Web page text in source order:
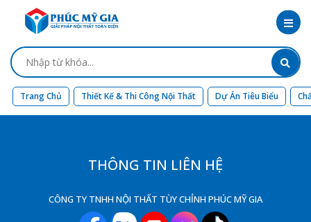
Trang Chủ Thiết Kế & Thi Công Nội Thất Dự Án Tiêu Biểu
THÔNG TIN LIÊN HỆ
CÔNG TY TNHH NỘI THẤT TÙY CHỈNH PHÚC MỸ GIA